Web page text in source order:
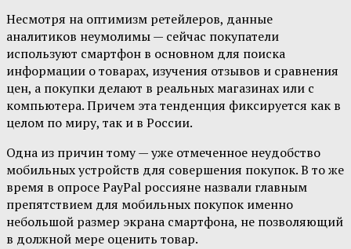
Несмотря на оптимизм ретейлеров, данные
аналитиков неумолимы — сейчас покупатели
используют смартфон в основном для поиска
информации о товарах, изучения отзывов и сравнения
цен, а покупки делают в реальных магазинах или с
компьютера. Причем эта тенденция фиксируется как в
целом по миру, так и в России.
Одна из причин тому — уже отмеченное неудобство
мобильных устройств для совершения покупок. В то же
время в опросе PayPal россияне назвали главным
препятствием для мобильных покупок именно
небольшой размер экрана смартфона, не позволяющий
в должной мере оценить товар.